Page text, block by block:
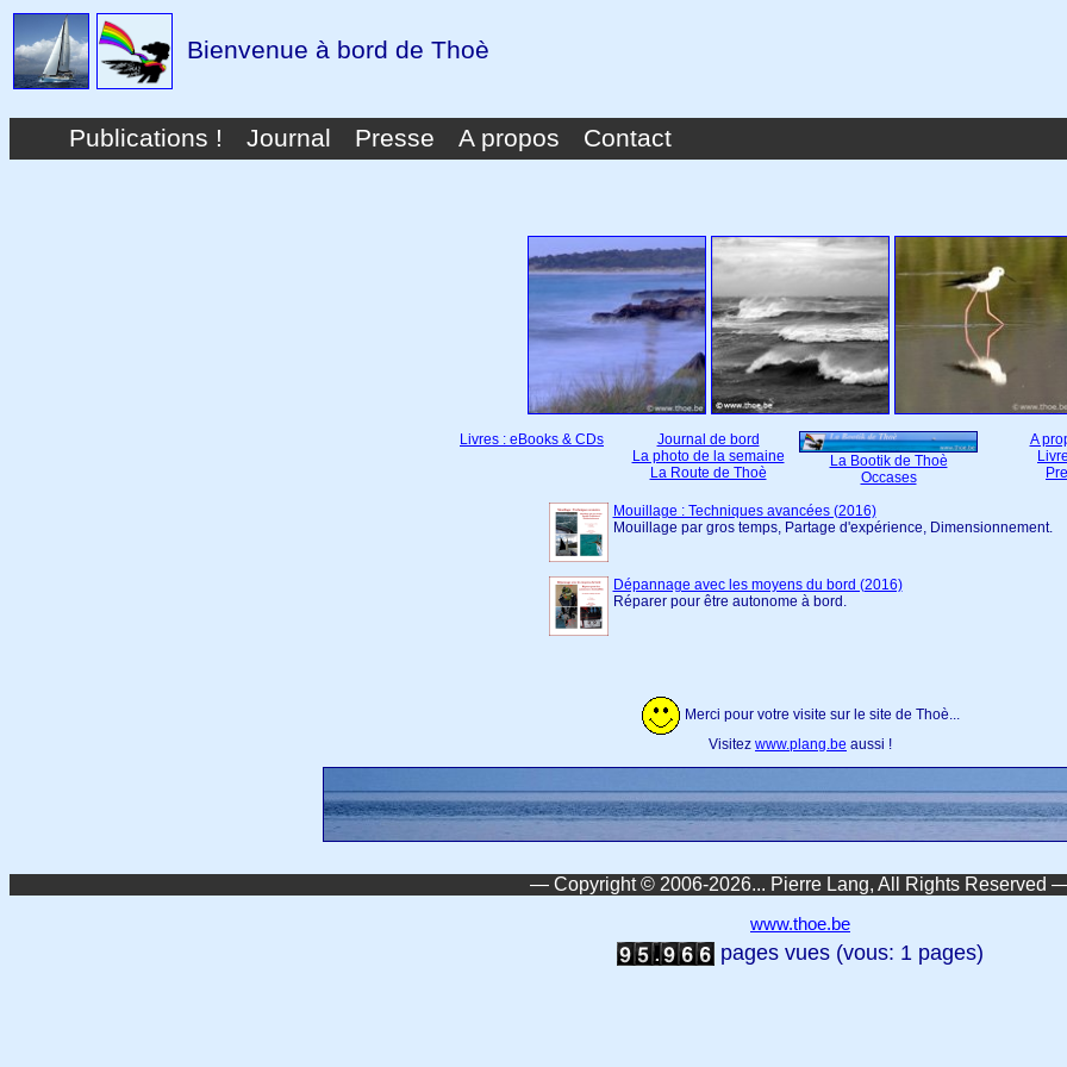
Bienvenue à bord de Thoè
Publications ! Journal Presse A propos Contact
Livres : eBooks & CDs
Journal de bord
La photo de la semaine
La Route de Thoè
La Bootik de Thoè
Occases
A
Mouillage : Techniques avancées (2016)
Mouillage par gros temps, Partage d'expérience, Dimensionnement.
Dépannage avec les moyens du bord (2016)
Réparer pour être autonome à bord.
Merci pour votre visite sur le site de Thoè...
Visitez www.plang.be aussi !
— Copyright © 2006-2026... Pierre Lang, All Rights Reserved
www.thoe.be
pages vues (vous: 1 pages)